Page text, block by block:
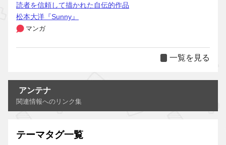
読者を信頼して描かれた自伝的作品
松本大洋『Sunny』
マンガ
一覧を見る
アンテナ
関連情報へのリンク集
テーマタグ一覧